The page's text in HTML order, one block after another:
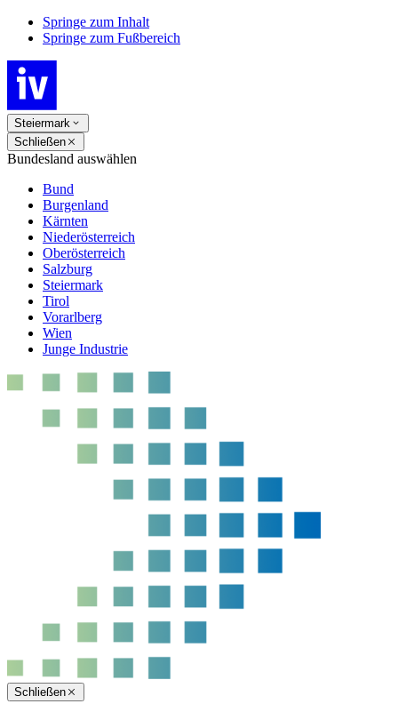
Springe zum Inhalt
Springe zum Fußbereich
Steiermark
Schließen
Bundesland auswählen
Bund
Burgenland
Kärnten
Niederösterreich
Oberösterreich
Salzburg
Steiermark
Tirol
Vorarlberg
Wien
Junge Industrie
Schließen